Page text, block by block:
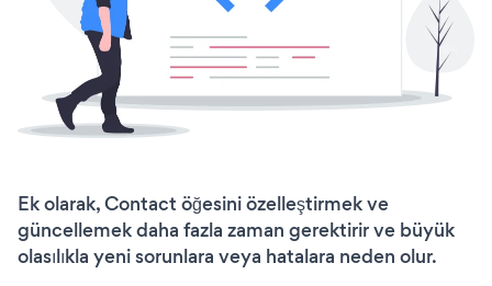
Ek olarak, Contact öğesini özelleştirmek ve
güncellemek daha fazla zaman gerektirir ve büyük
olasılıkla yeni sorunlara veya hatalara neden olur.